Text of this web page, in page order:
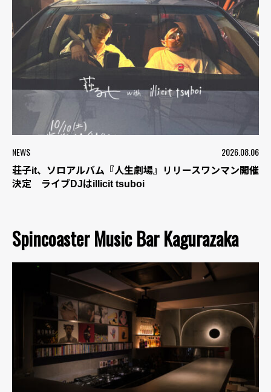
NEWS 2026.08.06
荘子it、ソロアルバム『人生劇場』リリースワンマン開催
決定 ライブDJはillicit tsuboi
Spincoaster Music Bar Kagurazaka